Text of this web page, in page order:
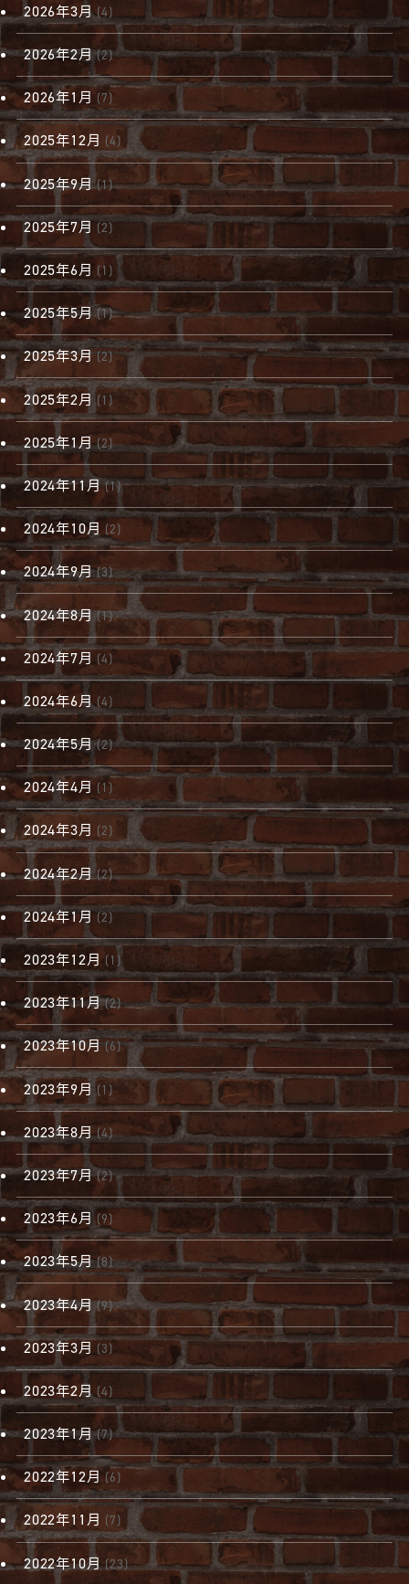
2026年3月(4)
2026年2月(2)
2026年1月 (7)
2025年12月 (4)
2025年9月(1)
2025年7月 (2)
2025年6月(1)
2025年5月(1)
2025年3月 (2)
2025年2月(1)
2025年1月(2)
2024年11月(1)
2024年10月 (2)
2024年9月(3)
2024年8月(1)
2024年7月 (4)
2024年6月(4)
2024年5月(2)
2024年4月 (1)
2024年3月 (2)
2024年2月(2)
2024年1月 (2)
2023年12月(1)
2023年11月(2)
2023年10月(6)
2023年9月(1)
2023年8月(4)
2023年7月(2)
2023年6月 (9)
2023年5月(8)
2023年4月(9)
2023年3月 (3)
2023年2月(4)
2023年1月(7)
2022年12月(6)
2022年11月 (7)
2022年10月(23)